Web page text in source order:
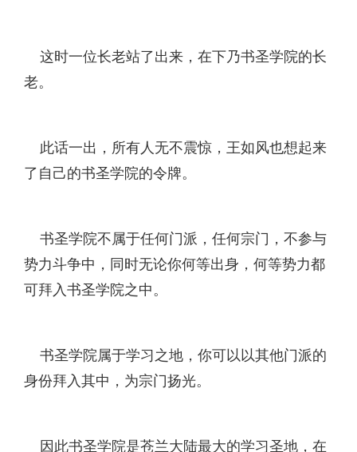
这时一位长老站了出来，在下乃书圣学院的长
老。
此话一出，所有人无不震惊，王如风也想起来
了自己的书圣学院的令牌。
书圣学院不属于任何门派，任何宗门，不参与
势力斗争中，同时无论你何等出身，何等势力都
可拜入书圣学院之中。
书圣学院属于学习之地，你可以以其他门派的
身份拜入其中，为宗门扬光。
因此书圣学院是苍兰大陆最大的学习圣地，在